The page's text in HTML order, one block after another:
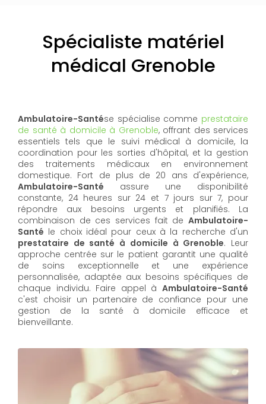
Spécialiste matériel
médical Grenoble
Ambulatoire-Santése spécialise comme prestataire
de santé à domicile à Grenoble, offrant des services
essentiels tels que le suivi médical à domicile, la
coordination pour les sorties d'hôpital, et la gestion
des traitements médicaux en environnement
domestique. Fort de plus de 20 ans d'expérience,
Ambulatoire-Santé assure une disponibilité
constante, 24 heures sur 24 et 7 jours sur 7, pour
répondre aux besoins urgents et planifiés. La
combinaison de ces services fait de Ambulatoire-
Santé le choix idéal pour ceux à la recherche d'un
prestataire de santé à domicile à Grenoble. Leur
approche centrée sur le patient garantit une qualité
de soins exceptionnelle et une expérience
personnalisée, adaptée aux besoins spécifiques de
chaque individu. Faire appel à Ambulatoire-Santé
c'est choisir un partenaire de confiance pour une
gestion de la santé à domicile efficace et
bienveillante.